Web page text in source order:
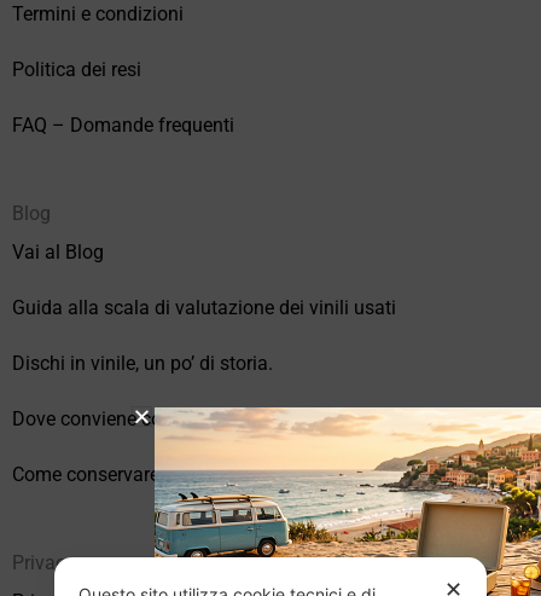
Termini e condizioni
Politica dei resi
FAQ – Domande frequenti
Blog
Vai al Blog
Guida alla scala di valutazione dei vinili usati
Dischi in vinile, un po’ di storia.
Dove conviene comprare vinili online?
Come conservare correttamente i vinili usati
Privacy
✕